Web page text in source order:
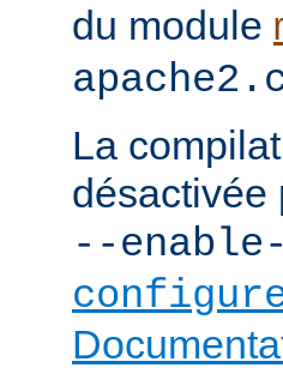
du module
La
désactivée
--